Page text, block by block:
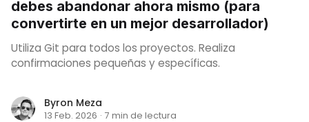
debes abandonar ahora mismo (para
convertirte en un mejor desarrollador)
Utiliza Git para todos los proyectos. Realiza
confirmaciones pequeñas y específicas.
Byron Meza
13 Feb. 2026 · 7 min de lectura